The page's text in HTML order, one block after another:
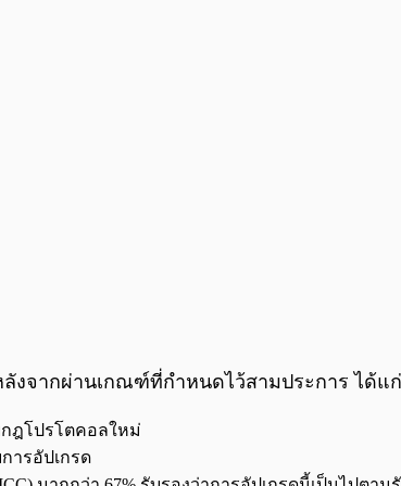
งจากผ่านเกณฑ์ที่กำหนดไว้สามประการ ได้แ
กฎโปรโตคอลใหม่
ารอัปเกรด